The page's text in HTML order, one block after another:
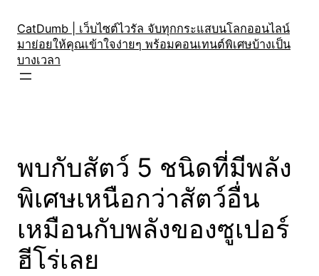
content
CatDumb | เว็บไซต์ไวรัล จับทุกกระแสบนโลกออนไลน์
มาย่อยให้คุณเข้าใจง่ายๆ พร้อมคอนเทนต์พิเศษบ้างเป็น
บางเวลา
พบกับสัตว์ 5 ชนิดที่มีพลัง
พิเศษเหนือกว่าสัตว์อื่น
เหมือนกับพลังของซูเปอร์
ฮีโร่เลย